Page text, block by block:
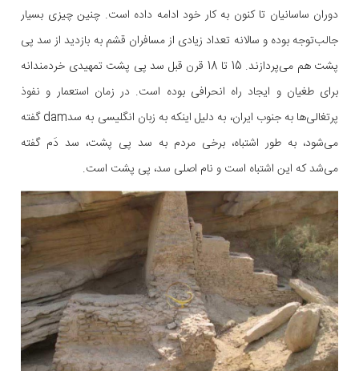
دوران ساسانیان تا کنون به کار خود ادامه داده است. چنین چیزی بسیار
جالب‌توجه بوده و سالانه تعداد زیادی از مسافران قشم به بازدید از سد پی
پشت هم می‌پردازند. 15 تا 18 قرن قبل سد پی پشت تمهیدی خردمندانه
برای طغیان و ایجاد راه انحرافی بوده است. در زمان استعمار و نفوذ
پرتغالی‌ها به جنوب ایران، به دلیل اینکه به زبان انگلیسی به سدdam گفته
می‌شود، به طور اشتباه، برخی مردم به سد پی پشت، سد دَم گفته
می‌شد که این اشتباه است و نام اصلی سد، پی پشت است.